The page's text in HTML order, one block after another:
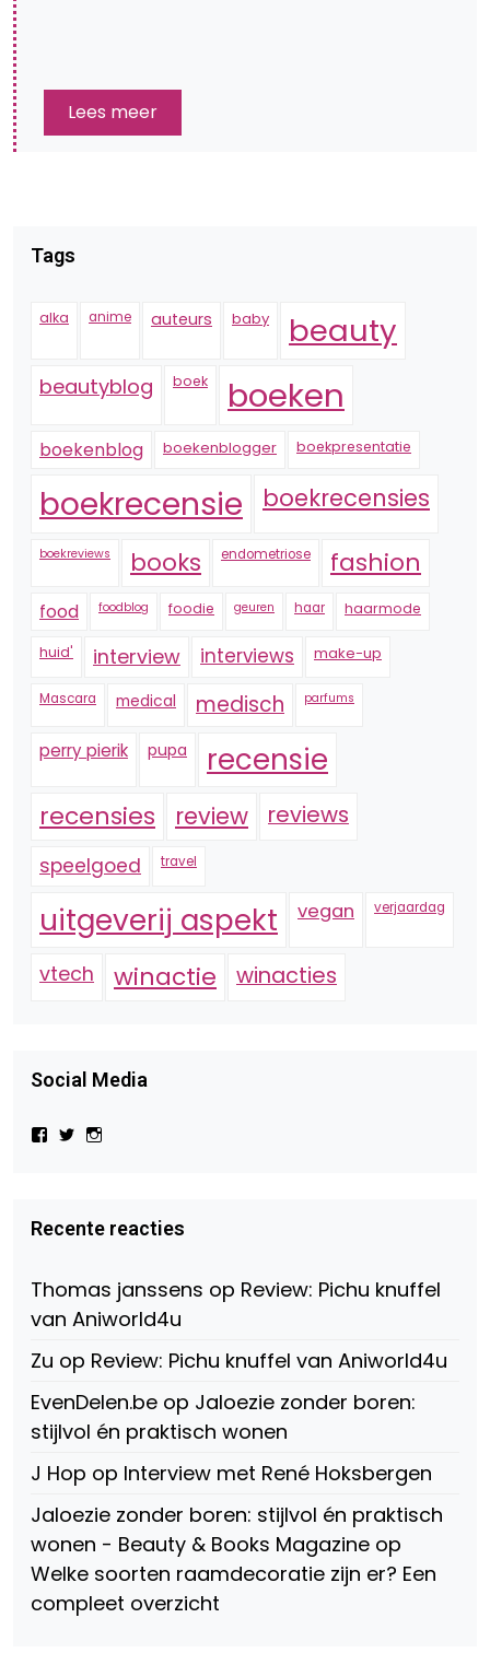
Lees meer
Tags
alka anime auteurs baby beauty
beautyblog boek boeken
boekenblog boekenblogger boekpresentatie
boekrecensie boekrecensies
boekreviews books endometriose fashion
food foodblog foodie geuren haar haarmode
huid' interview interviews make-up
Mascara medical medisch parfums
perry pierik pupa recensie
recensies review reviews
speelgoed travel
uitgeverij aspekt vegan verjaardag
vtech winactie winacties
Social Media
Bekijk
Beauty-
147775071915783/?
Facebook
Bekijk
op
Twitter
op
Instagram
Recente reacties
Thomas janssens op Review: Pichu knuffel
van Aniworld4u
Zu op Review: Pichu knuffel van Aniworld4u
EvenDelen.be op Jaloezie zonder boren:
stijlvol én praktisch wonen
J Hop op Interview met René Hoksbergen
Jaloezie zonder boren: stijlvol én praktisch
wonen - Beauty & Books Magazine op
Welke soorten raamdecoratie zijn er? Een
compleet overzicht